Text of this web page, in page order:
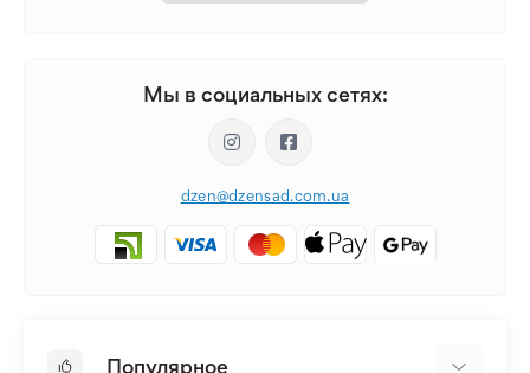
Мы в социальных сетях:
dzen@dzensad.com.ua
Популярное